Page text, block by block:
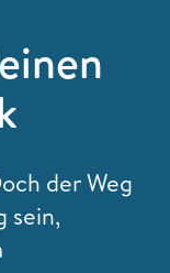
der Weg
sein,